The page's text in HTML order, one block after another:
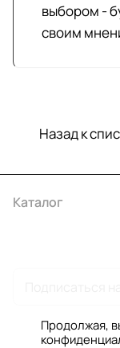
выбором -
своим
Назад к
Каталог
Продолжая,